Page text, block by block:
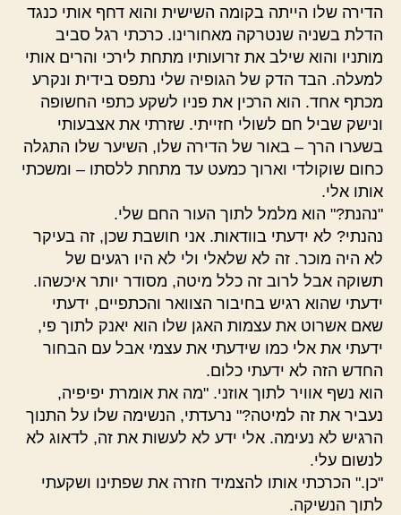
הדירה שלו הייתה בקומה השישית והוא דחף אותי כנגד
הדלת בשניה שנטרקה מאחורינו. כרכתי רגל סביב
מותניו והוא שילב את זרועותיו מתחת לירכי והרים אותי
למעלה. הבד הדק של הגופיה שלי נתפס בידית ונקרע
מכתף אחד. הוא הרכין את פניו לשקע כתפי החשופה
ונישק שביל חם לשולי חזייתי. שזרתי את אצבעותי
בשערו הרך – באור של הדירה שלו, השיער שלו התגלה
כחום שוקולדי וארוך כמעט עד מתחת ללסתו – ומשכתי
אותו אלי.
"נהנת?" הוא מלמל לתוך העור החם שלי.
נהנתי? לא ידעתי בוודאות. אני חושבת שכן, זה בעיקר
לא היה מוכר. זה לא שלאלי ולי לא היו רגעים של
תשוקה אבל לרוב זה כלל מיטה, מסודר יותר איכשהו.
ידעתי שהוא רגיש בחיבור הצוואר והכתפיים, ידעתי
שאם אשרוט את עצמות האגן שלו הוא יאנק לתוך פי,
ידעתי את אלי כמו שידעתי את עצמי אבל עם הבחור
החדש הזה לא ידעתי כלום.
הוא נשף אוויר לתוך אוזני. "מה את אומרת יפיפיה,
נעביר את זה למיטה?" נרעדתי, הנשימה שלו על התנוך
הרגיש לא נעימה. אלי ידע לא לעשות את זה, לדאוג לא
לנשום עלי.
"כן." הכרכתי אותו להצמיד חזרה את שפתינו ושקעתי
לתוך הנשיקה.